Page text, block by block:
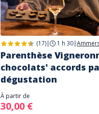
(17)| 1 h 30|
Parenthèse
chocolats' accords
dégustation
À partir de
30,00 €